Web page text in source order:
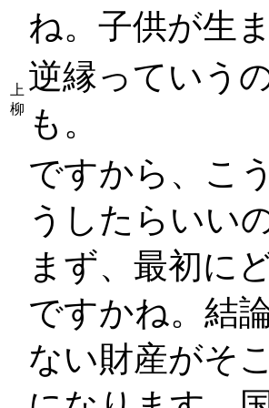
ね。子供が生
上
柳
逆縁っていう
も。
ですから、こ
うしたらい
まず、最初に
ですかね。結
ない財産がそ